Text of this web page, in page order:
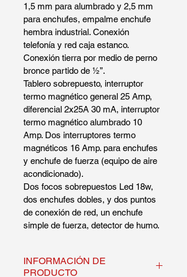
1,5 mm para alumbrado y 2,5 mm
para enchufes, empalme enchufe
hembra industrial. Conexión
telefonía y red caja estanco.
Conexión tierra por medio de perno
bronce partido de ½”.
Tablero sobrepuesto, interruptor
termo magnético general 25 Amp,
diferencial 2x25A 30 mA, interruptor
termo magnético alumbrado 10
Amp. Dos interruptores termo
magnéticos 16 Amp. para enchufes
y enchufe de fuerza (equipo de aire
acondicionado).
Dos focos sobrepuestos Led 18w,
dos enchufes dobles, y dos puntos
de conexión de red, un enchufe
simple de fuerza, detector de humo.
INFORMACIÓN DE
PRODUCTO